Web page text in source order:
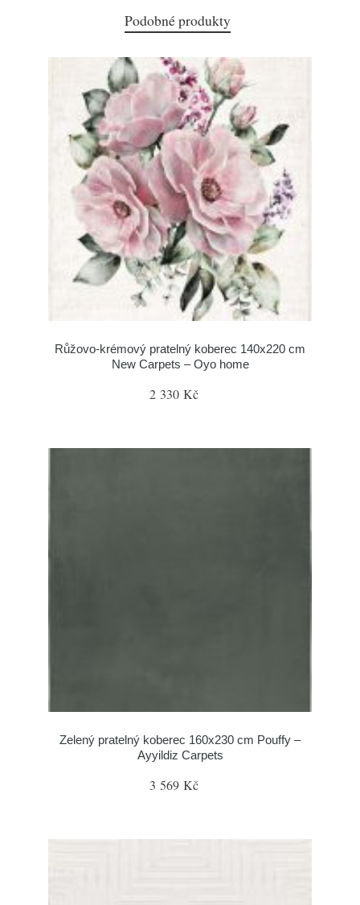
Podobné produkty
Růžovo-krémový pratelný koberec 140x220 cm
New Carpets – Oyo home
2 330 Kč
Zelený pratelný koberec 160x230 cm Pouffy –
Ayyildiz Carpets
3 569 Kč